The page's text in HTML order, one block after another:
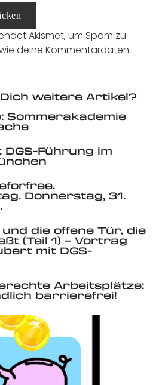
Akismet, um Spam zu
deine Kommentardaten
weitere Artikel?
Sommerakademie
DGS-Führung im
Donnerstag, 31.
und die offene Tür, die
(Teil 1) – Vortrag
mit DGS-
Arbeitsplätze:
barrierefrei!